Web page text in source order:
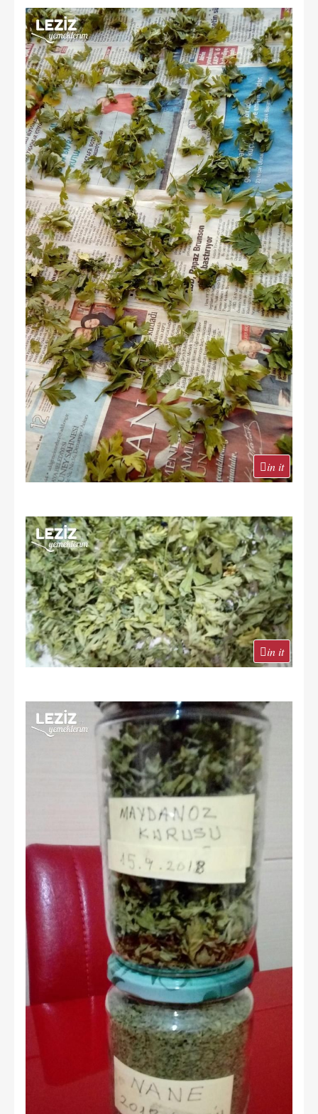
in it
in it